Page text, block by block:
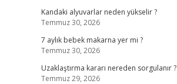
Kandaki alyuvarlar neden yükselir ?
Temmuz 30, 2026
7 aylık bebek makarna yer mi ?
Temmuz 30, 2026
Uzaklaştırma kararı nereden sorgulanır ?
Temmuz 29, 2026